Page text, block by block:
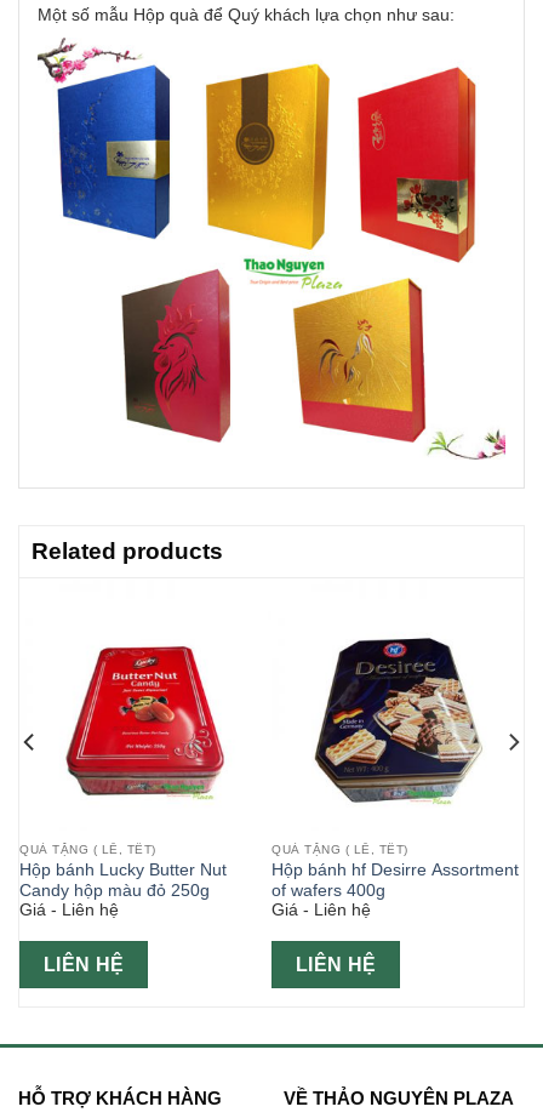
Một số mẫu Hộp quà để Quý khách lựa chọn như sau:
Related products
QUÀ TẶNG ( LỄ, TẾT)
Hộp bánh Lucky Butter Nut
Candy hộp màu đỏ 250g
Giá - Liên hệ
LIÊN HỆ
QUÀ TẶNG ( LỄ, TẾT)
Hộp bánh hf Desirre Assortment
of wafers 400g
Giá - Liên hệ
LIÊN HỆ
HỖ TRỢ KHÁCH HÀNG VỀ THẢO NGUYÊN PLAZA